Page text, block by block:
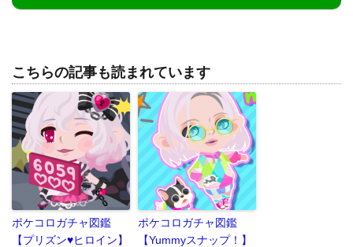
こちらの記事も読まれています
ポケコロガチャ図鑑
【プリズン♥ヒロイン】
ポケコロガチャ図鑑
【Yummyスナップ！】